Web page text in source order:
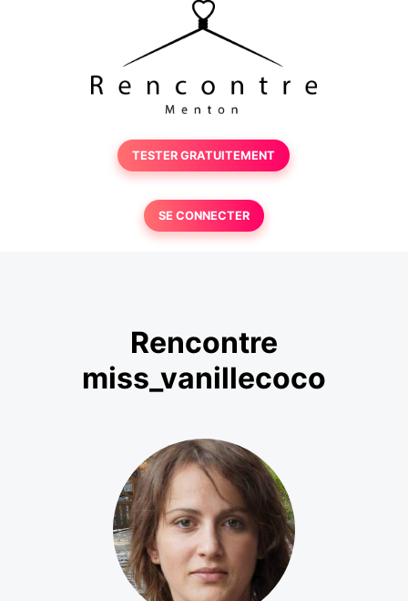
TESTER GRATUITEMENT
SE CONNECTER
Rencontre
miss_vanillecoco